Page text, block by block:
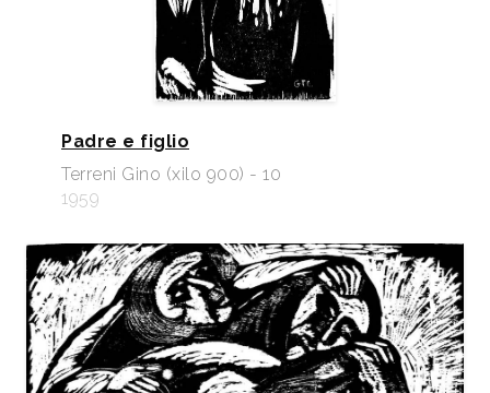
Padre e figlio
Terreni Gino (xilo 900) - 10
1959